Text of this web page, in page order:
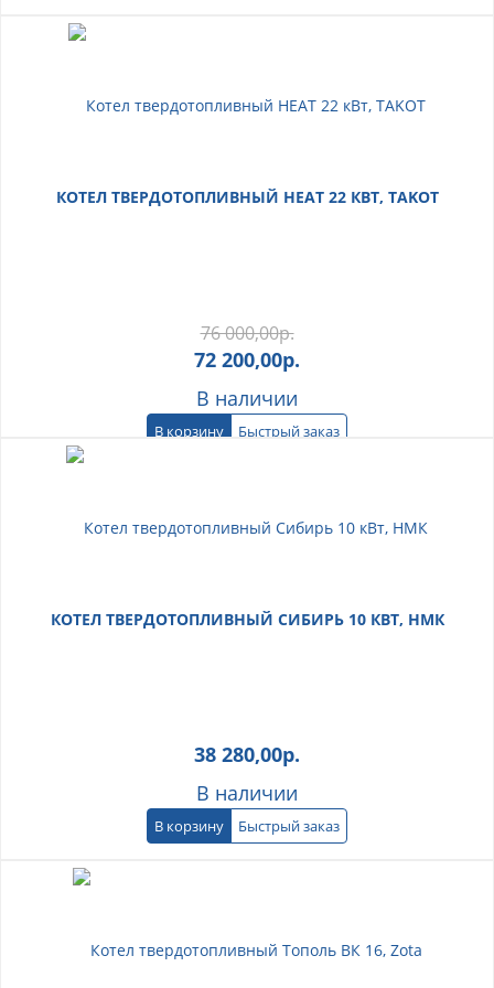
КОТЕЛ ТВЕРДОТОПЛИВНЫЙ HEAT 22 КВТ, TAKOT
76 000,00р.
72 200,00р.
В наличии
В корзину Быстрый заказ
КОТЕЛ ТВЕРДОТОПЛИВНЫЙ СИБИРЬ 10 КВТ, НМК
38 280,00р.
В наличии
В корзину Быстрый заказ